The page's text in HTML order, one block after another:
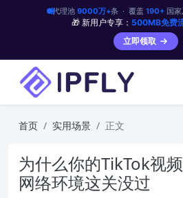
代理池 9000万+条 · 覆盖 190+国家
🎁 新用户专享： 500MB免费
立即领取
首页 实用场景 正文
为什么你的TikTok视
网络环境这关没过